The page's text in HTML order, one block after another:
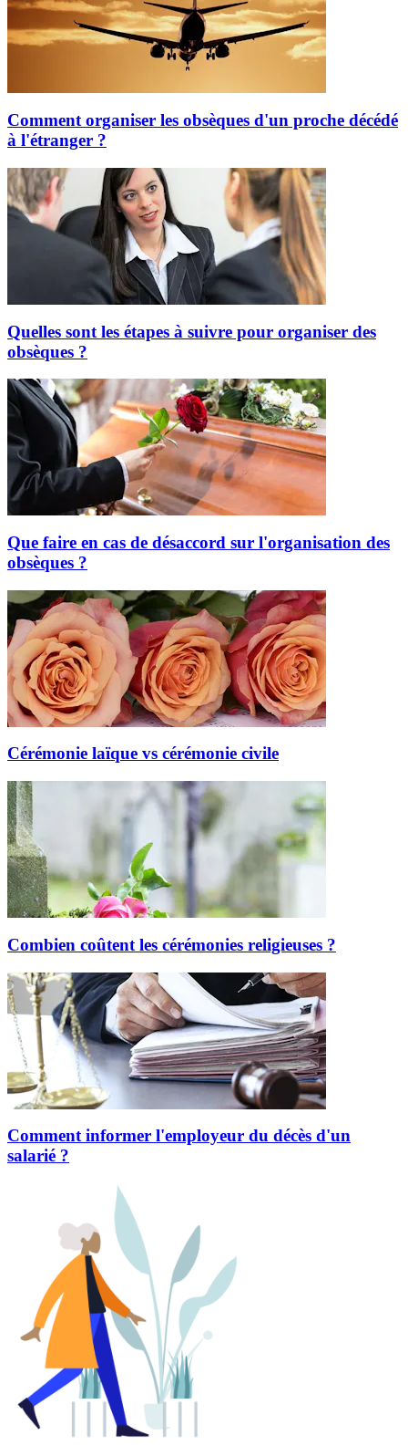
Comment organiser les obsèques d'un proche décédé
à l'étranger ?
Quelles sont les étapes à suivre pour organiser des
obsèques ?
Que faire en cas de désaccord sur l'organisation des
obsèques ?
Cérémonie laïque vs cérémonie civile
Combien coûtent les cérémonies religieuses ?
Comment informer l'employeur du décès d'un
salarié ?